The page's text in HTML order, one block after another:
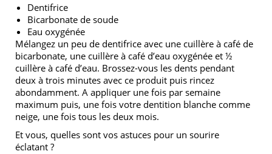
Dentifrice
Bicarbonate de soude
Eau oxygénée
Mélangez un peu de dentifrice avec une cuillère à café de
bicarbonate, une cuillère à café d’eau oxygénée et ½
cuillère à café d’eau. Brossez-vous les dents pendant
deux à trois minutes avec ce produit puis rincez
abondamment. A appliquer une fois par semaine
maximum puis, une fois votre dentition blanche comme
neige, une fois tous les deux mois.
Et vous, quelles sont vos astuces pour un sourire
éclatant ?